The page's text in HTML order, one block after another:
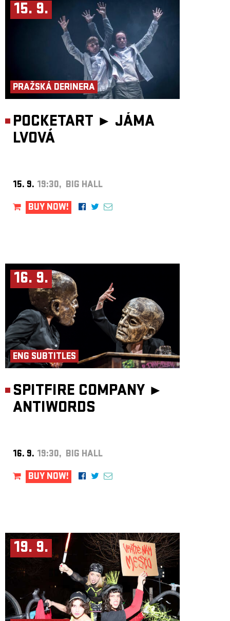
15. 9.
PRAŽSKÁ DERINERA
POCKETART ► JÁMA
LVOVÁ
15. 9. 19:30, BIG HALL
BUY NOW!
16. 9.
ENG SUBTITLES
SPITFIRE COMPANY ►
ANTIWORDS
16. 9. 19:30, BIG HALL
BUY NOW!
19. 9.